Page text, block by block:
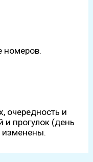
номеров.
очередность и
и прогулок (день
изменены.